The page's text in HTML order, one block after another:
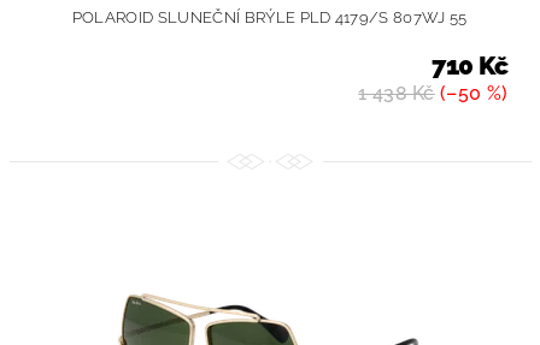
POLAROID SLUNEČNÍ BRÝLE PLD 4179/S 807WJ 55
1 438 Kč(–50 %)
710 Kč